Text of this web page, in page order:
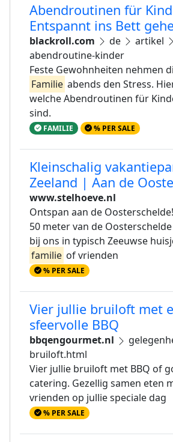
Abendroutinen für
Entspannt ins Bett
blackroll.com de
artikel
abendroutine-kinder
Feste Gewohnheiten nehmen
Familie abends den Stress.
welche Abendroutinen für
sind.
FAMILIE % PER SALE
Kleinschalig
Zeeland | Aan de
www.stelhoeve.nl
Ontspan aan de
50 meter van de
bij ons in typisch Zeeuwse
familie of vrienden
% PER SALE
Vier jullie bruiloft met
sfeervolle BBQ
bbqengourmet.nl
bruiloft.html
Vier jullie bruiloft met BBQ of
catering. Gezellig samen eten
vrienden op jullie speciale dag
% PER SALE